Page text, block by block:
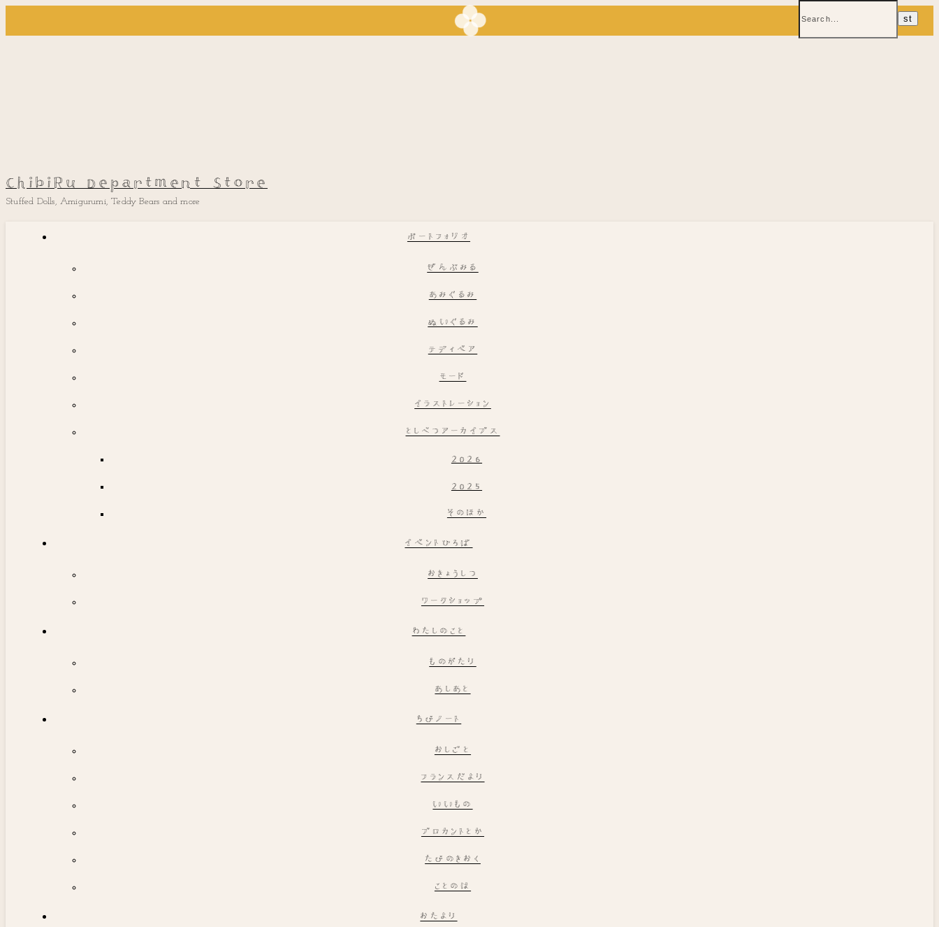
ChibiRu Department Store
Stuffed Dolls, Amigurumi, Teddy Bears and more
ポートフォリオ
ぜんぶみる
あみぐるみ
ぬいぐるみ
テディベア
モード
イラストレーション
としべつアーカイブス
2026
2025
そのほか
イベントひろば
おきょうしつ
ワークショップ
わたしのこと
ものがたり
あしあと
ちびノート
おしごと
フランスだより
いいもの
ブロカントとか
たびのきおく
ことのは
おたより